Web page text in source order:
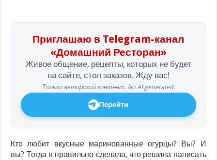
Приглашаю в Telegram-канал
«Домашний Ресторан»
Живое общение, рецепты, которых не будет
на сайте, стол заказов. Жду вас!
Только авторский контент. No AI generated.
Перейти
Кто любит вкусные маринованные огурцы? Вы? И
вы? Тогда я правильно сделала, что решила написать